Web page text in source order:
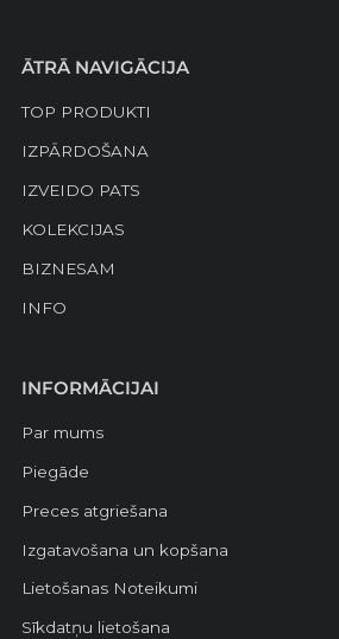
ĀTRĀ NAVIGĀCIJA
TOP PRODUKTI
IZPĀRDOŠANA
IZVEIDO PATS
KOLEKCIJAS
BIZNESAM
INFO
INFORMĀCIJAI
Par mums
Piegāde
Preces atgriešana
Izgatavošana un kopšana
Lietošanas Noteikumi
Sīkdatņu lietošana